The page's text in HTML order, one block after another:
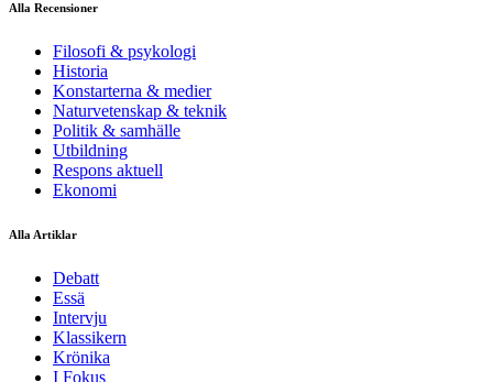
Alla Recensioner
Filosofi & psykologi
Historia
Konstarterna & medier
Naturvetenskap & teknik
Politik & samhälle
Utbildning
Respons aktuell
Ekonomi
Alla Artiklar
Debatt
Essä
Intervju
Klassikern
Krönika
I Fokus